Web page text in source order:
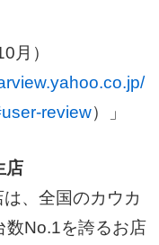
月）
review）」
店
、全国のカウカ
数No.1を誇るお店